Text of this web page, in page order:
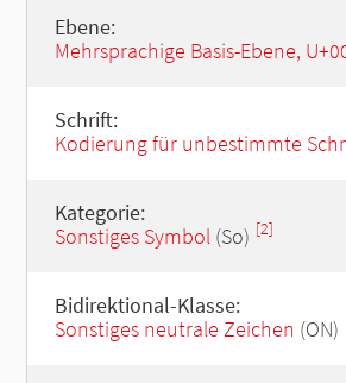
Ebene:
Mehrsprachige Basis-Ebene,
Schrift:
Kodierung für unbestimmte
Kategorie:
Sonstiges Symbol(So) [2]
Bidirektional-Klasse:
Sonstiges neutrale Zeichen (ON)